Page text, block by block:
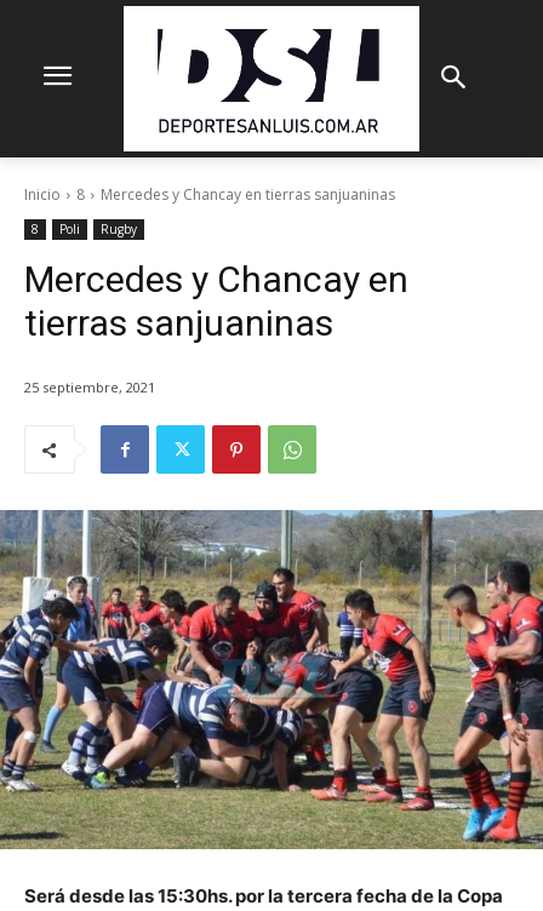
Inicio 8 Mercedes y Chancay en tierras sanjuaninas
8 Poli Rugby
Mercedes y Chancay en
tierras sanjuaninas
25 septiembre, 2021
Será desde las 15:30hs. por la tercera fecha de la Copa